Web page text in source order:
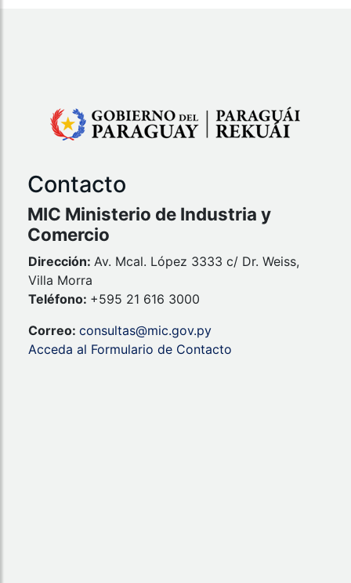
Contacto
MIC Ministerio de Industria y
Comercio
Dirección: Av. Mcal. López 3333 c/ Dr. Weiss,
Villa Morra
Teléfono: +595 21 616 3000
Correo: consultas@mic.gov.py
Acceda al Formulario de Contacto